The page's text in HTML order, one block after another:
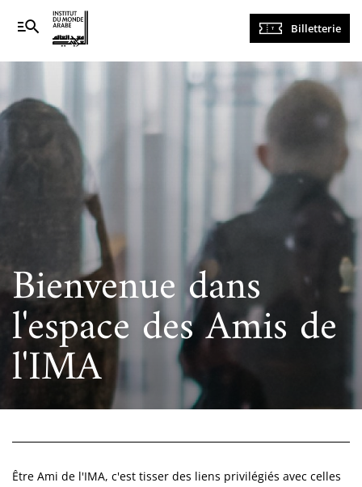
Navigation
principale
Billetterie
Bienvenue dans
l'espace des Amis de
l'IMA
Être Ami de l'IMA, c'est tisser des liens privilégiés avec celles